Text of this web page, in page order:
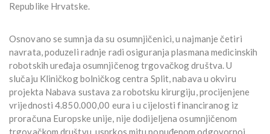
Republike Hrvatske.
Osnovano se sumnja da su osumnjičenici, u najmanje četiri
navrata, poduzeli radnje radi osiguranja plasmana medicinskih
robotskih uređaja osumnjičenog trgovačkog društva. U
slučaju Kliničkog bolničkog centra Split, nabava u okviru
projekta Nabava sustava za robotsku kirurgiju, procijenjene
vrijednosti 4.850.000,00 eura i u cijelosti financiranog iz
proračuna Europske unije, nije dodijeljena osumnjičenom